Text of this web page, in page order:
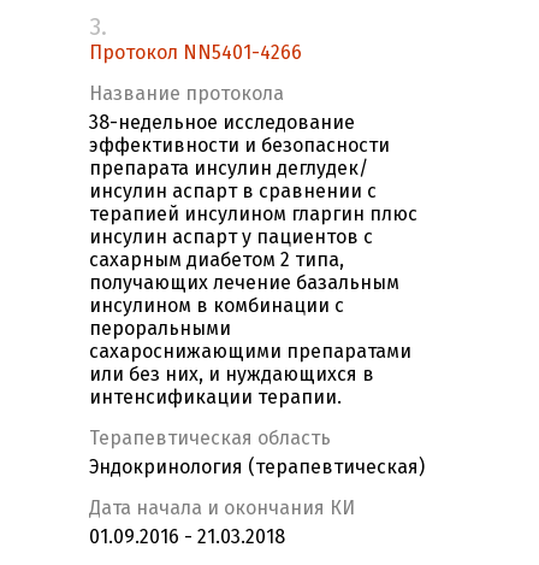
3.
Протокол NN5401-4266
Название протокола
38-недельное исследование
эффективности и безопасности
препарата инсулин деглудек/
инсулин аспарт в сравнении с
терапией инсулином гларгин плюс
инсулин аспарт у пациентов с
сахарным диабетом 2 типа,
получающих лечение базальным
инсулином в комбинации с
пероральными
сахароснижающими препаратами
или без них, и нуждающихся в
интенсификации терапии.
Терапевтическая область
Эндокринология (терапевтическая)
Дата начала и окончания КИ
01.09.2016 - 21.03.2018